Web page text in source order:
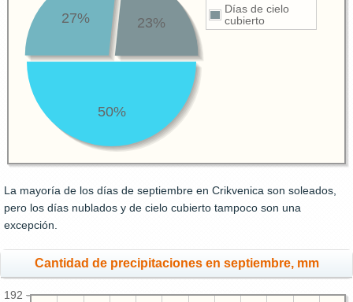
Días de cielo
cubierto
50%
27% 23%
La mayoría de los días de septiembre en Crikvenica son soleados,
pero los días nublados y de cielo cubierto tampoco son una
excepción.
Cantidad de precipitaciones en septiembre, mm
192